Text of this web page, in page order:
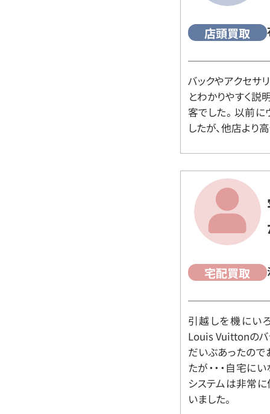
店頭買取
バックやアクセサ
とわかりやすく説
客でした。 以前
したが、他店より
宅配買取
引越しを機にい
Louis Vuittonのバ
だいぶあったので
たが・・・自宅に
システムは非常に
いました。